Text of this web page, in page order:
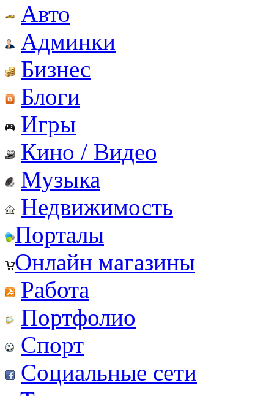
Авто
Админки
Бизнес
Блоги
Игры
Кино / Видео
Музыка
Недвижимость
Порталы
Онлайн магазины
Работа
Портфолио
Спорт
Социальные сети